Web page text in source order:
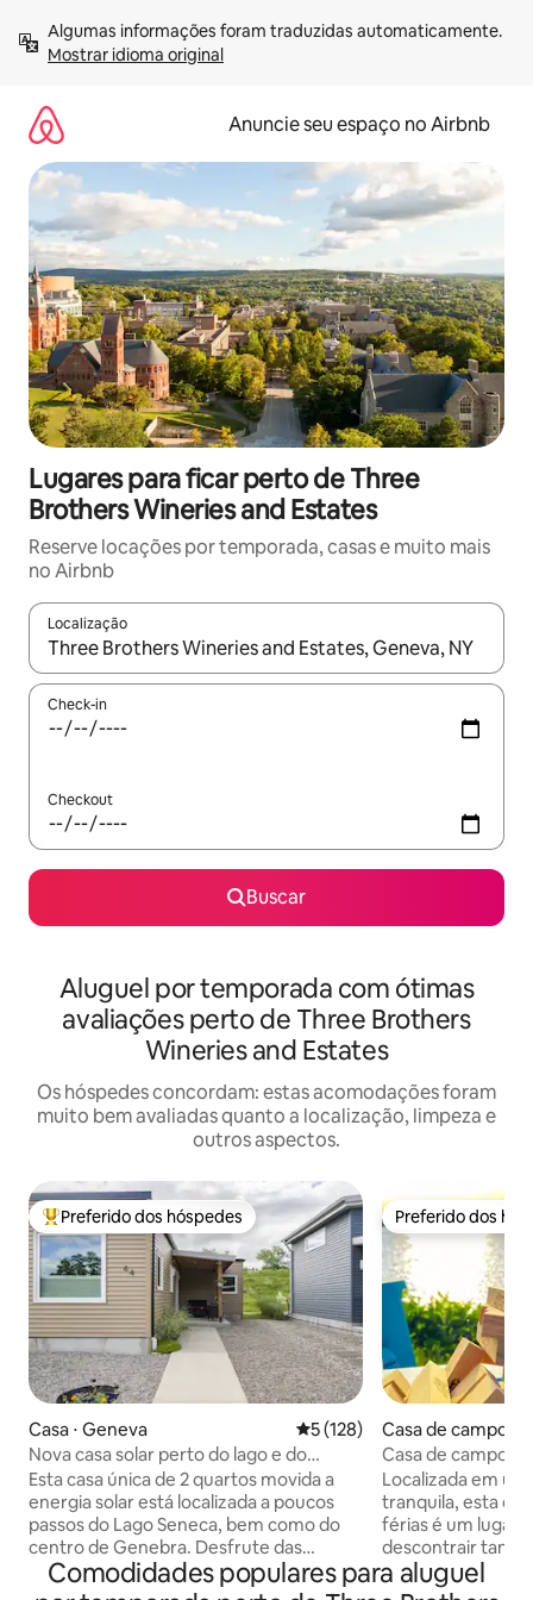
para
Mostrar idioma original
Anuncie seu espaço no Airbnb
Lugares para ficar perto de Three
Brothers Wineries and Estates
Reserve locações por temporada, casas e muito mais
no Airbnb
Localização
Quando os resultados estiverem disponíveis, explore-os
Check-in
Checkout
Buscar
Aluguel por temporada com ótimas
avaliações perto de Three Brothers
Wineries and Estates
Os hóspedes concordam: estas acomodações foram
muito bem avaliadas quanto a localização, limpeza e
outros aspectos.
Entre os melhores preferidos dos hóspedes
Preferido dos hóspedes
Casa ⋅ Geneva 5 de uma avaliação média de
5 (128)
Nova casa solar perto do lago e do
centro da cidade
Esta casa única de 2 quartos movida a
energia solar está localizada a poucos
passos do Lago Seneca, bem como do
centro de Genebra. Desfrute das
vinícolas e cervejarias da área durante o
dia e, em seguida, caminhe até todos os
Preferido dos
Preferido dos
Casa de campo ⋅
Casa de campo
pôr do sol
Localizada em
tranquila, esta
férias é um lugar
descontrair tanto
dentro de casa
Retiro de férias
Comodidades populares para aluguel